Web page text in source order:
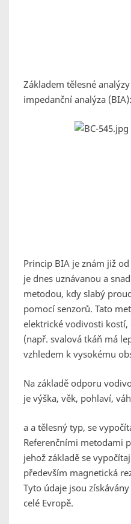
Základem tělesné
impedanční analýza (BIA):
Princip BIA je znám již
je dnes uznávanou a
metodou, kdy slabý
pomocí senzorů. Tato
elektrické vodivosti
(např. svalová tkáň má
vzhledem k vysokému
Na základě odporu
je výška, věk, pohlaví, váh
a a tělesný typ, se
Referenčními metodami
jehož základě se
především magnetická
Tyto údaje jsou
celé Evropě.